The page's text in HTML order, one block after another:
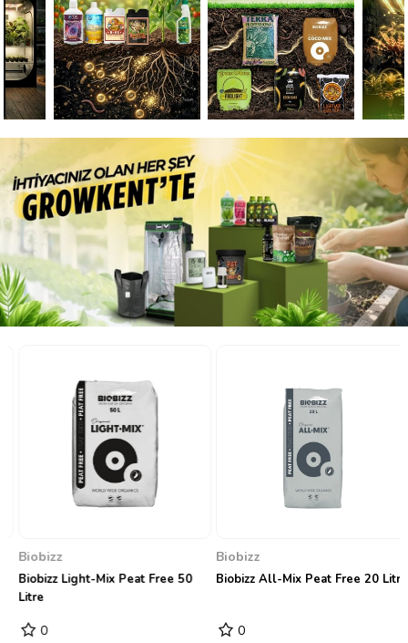
Biobizz
Biobizz Light-Mix Peat Free 50
Litre
0
Biobizz
Biobizz All-Mix Peat Free 20 Litre
0